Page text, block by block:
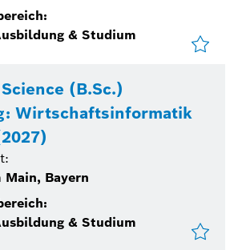
& Studium
(B.Sc.)
Wirtschaftsinformatik
Main, Bayern
& Studium